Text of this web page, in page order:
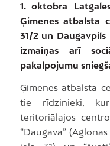
1. oktobra
Ģimenes atbalsta
31/2 un
izmaiņas arī
pakalpojumu
Ģimenes atbalsta
tie rīdzinieki,
teritoriālajos
“Daugava”